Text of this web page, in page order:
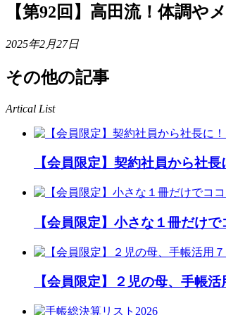
【第92回】高田流！体調
2025年2月27日
その他の記事
Artical List
【会員限定】契約社員から社
【会員限定】小さな１冊だけ
【会員限定】２児の母、手帳